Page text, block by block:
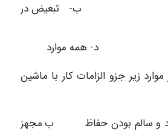
مادی ب- تبعیض در
د- همه موارد
از موارد زیر جزو الزامات کار با ماشین‌
و سالم بودن حفاظ ب.مجهز